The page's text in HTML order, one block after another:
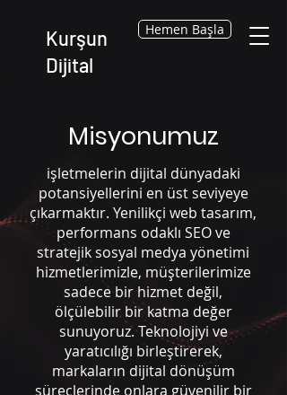
Kurşun
Dijital
Hemen Başla
Misyonumuz
işletmelerin dijital dünyadaki
potansiyellerini en üst seviyeye
çıkarmaktır. Yenilikçi web tasarım,
performans odaklı SEO ve
stratejik sosyal medya yönetimi
hizmetlerimizle, müşterilerimize
sadece bir hizmet değil,
ölçülebilir bir katma değer
sunuyoruz. Teknolojiyi ve
yaratıcılığı birleştirerek,
markaların dijital dönüşüm
süreçlerinde onlara güvenilir bir